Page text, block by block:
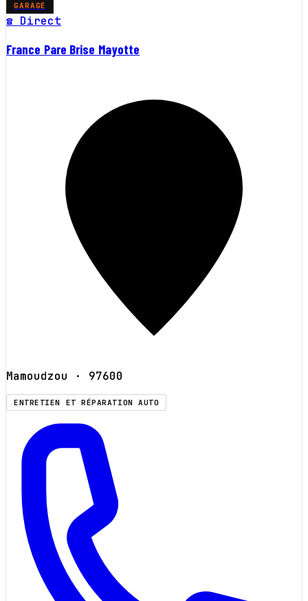
GARAGE
☎ Direct
France Pare Brise Mayotte
Mamoudzou · 97600
ENTRETIEN ET RÉPARATION AUTO